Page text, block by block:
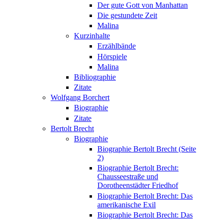
Der gute Gott von Manhattan
Die gestundete Zeit
Malina
Kurzinhalte
Erzählbände
Hörspiele
Malina
Bibliographie
Zitate
Wolfgang Borchert
Biographie
Zitate
Bertolt Brecht
Biographie
Biographie Bertolt Brecht (Seite
2)
Biographie Bertolt Brecht:
Chausseestraße und
Dorotheenstädter Friedhof
Biographie Bertolt Brecht: Das
amerikanische Exil
Biographie Bertolt Brecht: Das